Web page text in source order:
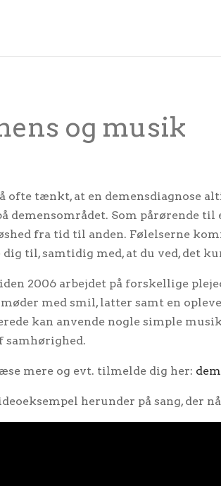
og musik
ofte tænkt, at en demensdiagnose
demensområdet. Som pårørende
fra tid til anden. Følelserne
til, samtidig med, at du ved, det
2006 arbejdet på forskellige
med smil, latter samt en
kan anvende nogle simple
samhørighed.
mere og evt. tilmelde dig her:
herunder på sang, der